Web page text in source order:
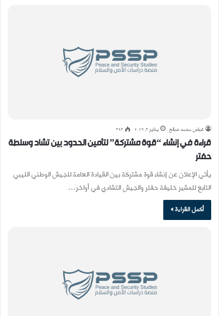
عباس محمد صالح يناير 3, 2026 393
قراءة في إنشاء “قوة مشتركة” لتأمين الحدود بين تشاد وسلطة
حفتر
يأتي الإعلان عن إنشاء قوة مشتركة بين القيادة العامة للجيش الوطني الليبي
التابع للمشير خليفة حفتر والجيش التشادي في أواخر…
أكمل القراءة »